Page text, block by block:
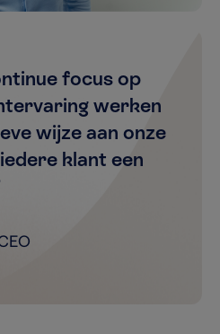
focus op
werken
wijze aan onze
klant een